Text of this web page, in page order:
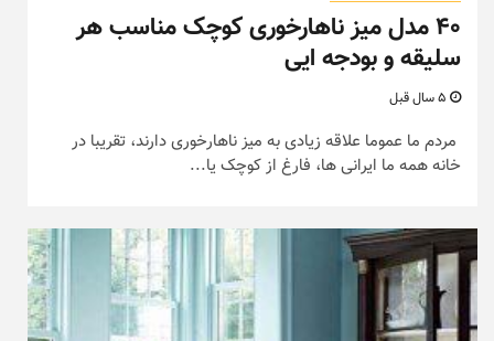
۴۰ مدل میز ناهارخوری کوچک مناسب هر
سلیقه و بودجه ایی
مردم ما عموما علاقه زیادی به میز ناهارخوری دارند، تقریبا در
خانه همه ما ایرانی ها، فارغ از کوچک یا...